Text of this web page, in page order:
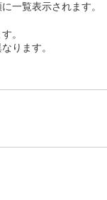
一覧表示されます。
。
ります。